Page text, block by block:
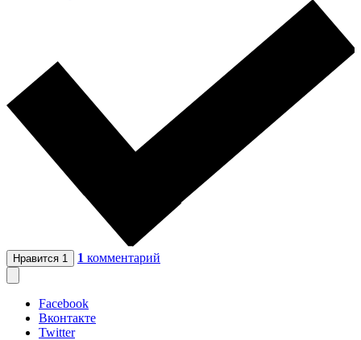
Нравится 1 1 комментарий
Facebook
Вконтакте
Twitter